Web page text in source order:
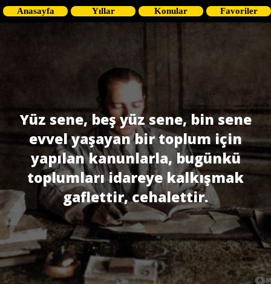
Anasayfa Yıllar Konular Favoriler
Yüz sene, beş yüz sene, bin sene
evvel yaşayan bir toplum için
yapılan kanunlarla, bugünkü
toplumları idareye kalkışmak
gaflettir, cehalettir.